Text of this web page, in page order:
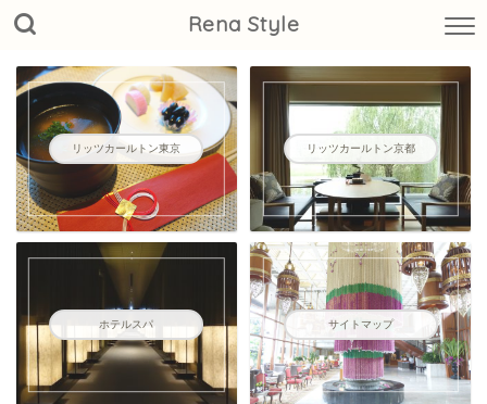
Rena Style
リッツカールトン東京 リッツカールトン京都
ホテルスパ サイトマップ